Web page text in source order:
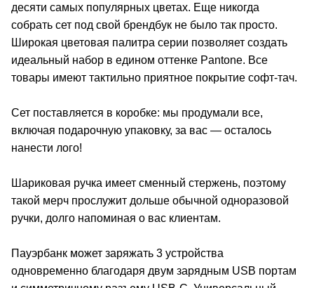
десяти самых популярных цветах. Еще никогда
собрать сет под свой брендбук не было так просто.
Широкая цветовая палитра серии позволяет создать
идеальный набор в едином оттенке Pantone. Все
товары имеют тактильно приятное покрытие софт-тач.
Сет поставляется в коробке: мы продумали все,
включая подарочную упаковку, за вас — осталось
нанести лого!
Шариковая ручка имеет сменный стержень, поэтому
такой мерч прослужит дольше обычной одноразовой
ручки, долго напоминая о вас клиентам.
Пауэрбанк может заряжать 3 устройства
одновременно благодаря двум зарядным USB портам